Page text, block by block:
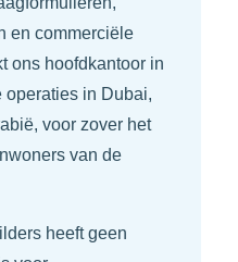
en commerciële
ons hoofdkantoor in
operaties in Dubai,
voor zover het
van de
heeft geen